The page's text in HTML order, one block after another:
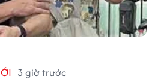
3 giờ trước